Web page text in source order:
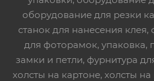
оборудование для резки
станок для нанесения
для фоторамок, упаковка,
замки и петли, фурнитура
холсты на картоне, холсты